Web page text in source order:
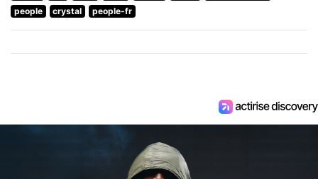
people
crystal people-fr